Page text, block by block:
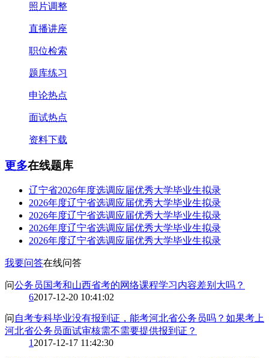
照片调整
直播讲座
职位检索
题库练习
申论热点
面试热点
资料下载
更多在线题库
辽宁省2026年度选调应届优秀大学毕业生拟录
2026年度辽宁省选调应届优秀大学毕业生拟录
2026年度辽宁省选调应届优秀大学毕业生拟录
2026年度辽宁省选调应届优秀大学毕业生拟录
2026年度辽宁省选调应届优秀大学毕业生拟录
我要问答在线问答
问公务员国考和山西省考的网络课程学习内容差别大吗？
62017-12-20 10:41:02
问 自考专科毕业没有报到证，能考河北省公务员吗？如果考上
河北省公务员面试审核需不需要提供报到证？
1 2017-12-17 11:42:30